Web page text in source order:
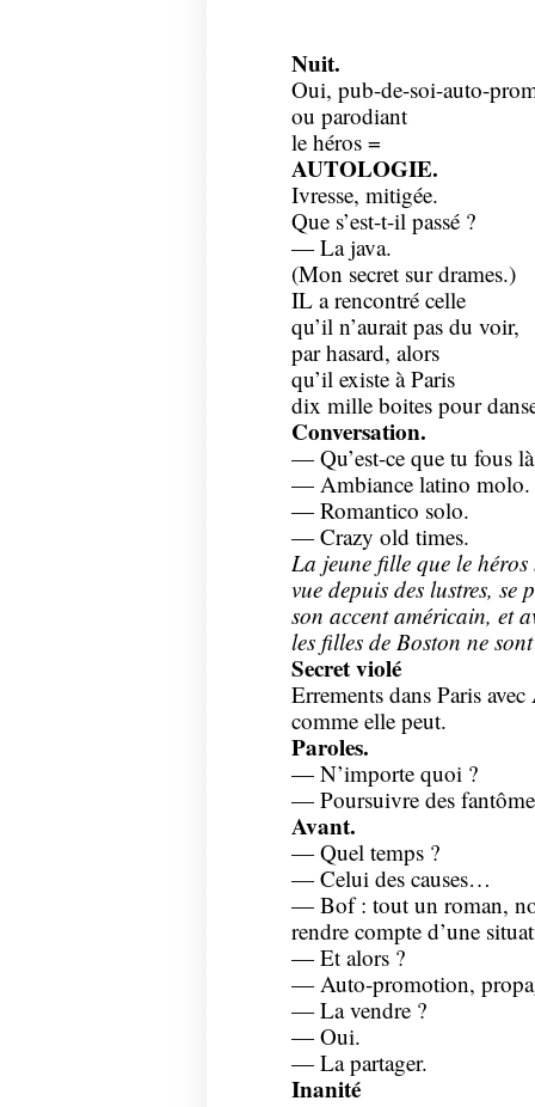
Nuit.
Oui, pub-de-soi-auto-
ou parodiant
le héros =
AUTOLOGIE.
Ivresse, mitigée.
Que s’est-t-il passé ?
— La java.
(Mon secret sur drames.)
IL a rencontré celle
qu’il n’aurait pas du voir,
par hasard, alors
qu’il existe à Paris
dix mille boites pour
Conversation.
— Qu’est-ce que tu fous
— Ambiance latino molo.
— Romantico solo.
— Crazy old times.
La jeune fille que le héros
vue depuis des lustres, se
son accent américain, et
les filles de Boston ne
Secret violé
Errements dans Paris
comme elle peut.
Paroles.
— N’importe quoi ?
— Poursuivre des
Avant.
— Quel temps ?
— Celui des causes…
— Bof : tout un roman,
rendre compte d’une
— Et alors ?
— Auto-promotion,
— La vendre ?
— Oui.
— La partager.
Inanité